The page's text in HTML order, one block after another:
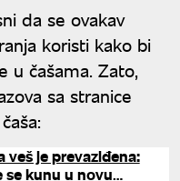
da se ovakav
koristi kako bi
u čašama. Zato,
sa stranice
veš je prevaziđena:
se kunu u novu